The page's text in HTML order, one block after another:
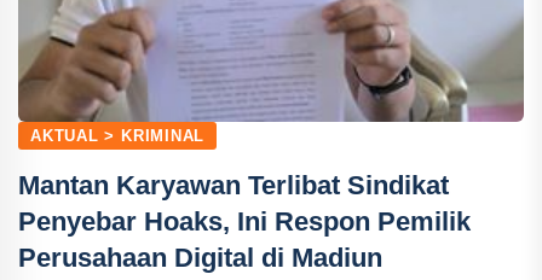
AKTUAL > KRIMINAL
Mantan Karyawan Terlibat Sindikat
Penyebar Hoaks, Ini Respon Pemilik
Perusahaan Digital di Madiun